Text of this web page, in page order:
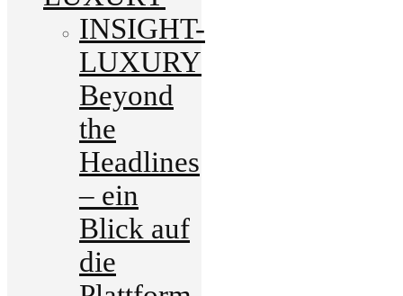
INSIGHT-
LUXURY
Beyond
the
Headlines
– ein
Blick auf
die